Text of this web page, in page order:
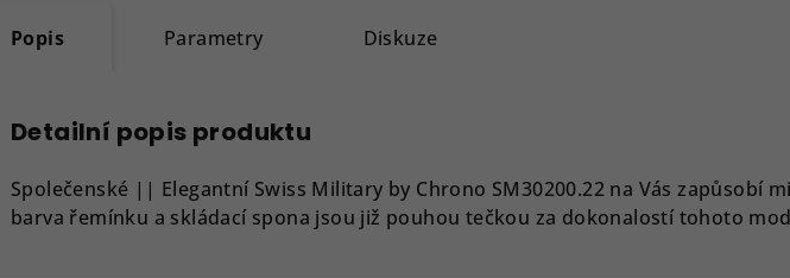
Popis Parametry Diskuze
Detailní popis produktu
Společenské || Elegantní Swiss Military by Chrono SM30200.22 na Vás zapůsobí
barva řemínku a skládací spona jsou již pouhou tečkou za dokonalostí tohoto